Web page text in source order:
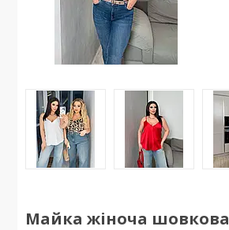
Майка жіноча шовкова